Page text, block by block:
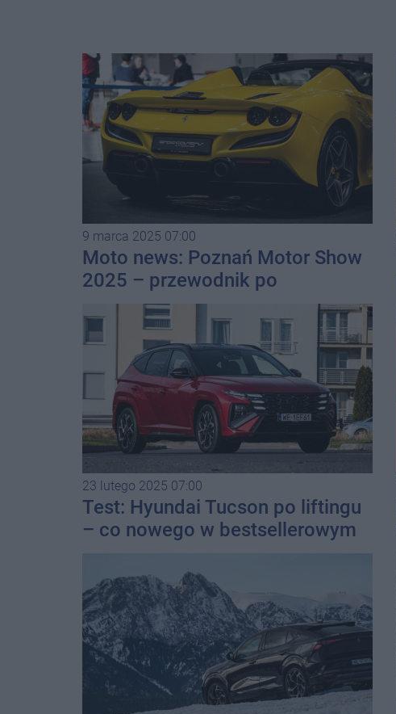
9 marca 2025 07:00
Moto news: Poznań Motor Show
2025 – przewodnik po
tematycznych strefach
wydarzenia
23 lutego 2025 07:00
Test: Hyundai Tucson po liftingu
– co nowego w bestsellerowym